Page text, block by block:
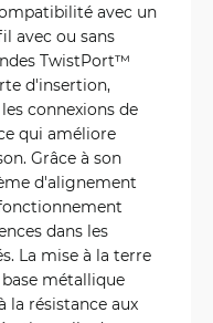
avec un
avec ou sans
TwistPort™
d'insertion,
connexions de
qui améliore
Grâce à son
d'alignement
dans les
La mise à la terre
métallique
la résistance aux